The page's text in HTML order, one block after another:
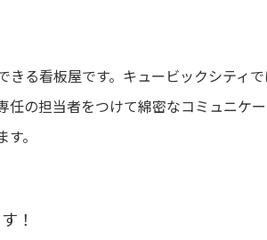
きる看板屋です。キュービックシティ
任の担当者をつけて綿密なコミュニケ
。
！